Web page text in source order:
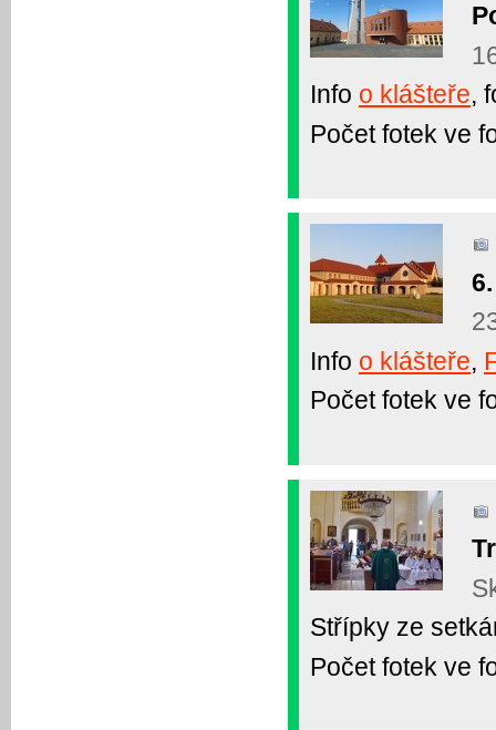
Info o klášteře,
Počet fotek ve
Info o klášteře,
Počet fotek ve
Střípky ze
Počet fotek ve